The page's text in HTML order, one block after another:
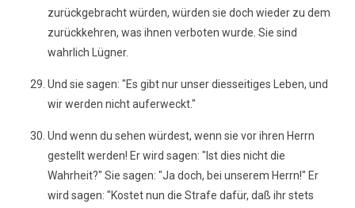
zurückgebracht würden, würden sie doch wieder zu dem
zurückkehren, was ihnen verboten wurde. Sie sind
wahrlich Lügner.
Und sie sagen: "Es gibt nur unser diesseitiges Leben, und
wir werden nicht auferweckt."
Und wenn du sehen würdest, wenn sie vor ihren Herrn
gestellt werden! Er wird sagen: "Ist dies nicht die
Wahrheit?" Sie sagen: "Ja doch, bei unserem Herrn!" Er
wird sagen: "Kostet nun die Strafe dafür, daß ihr stets